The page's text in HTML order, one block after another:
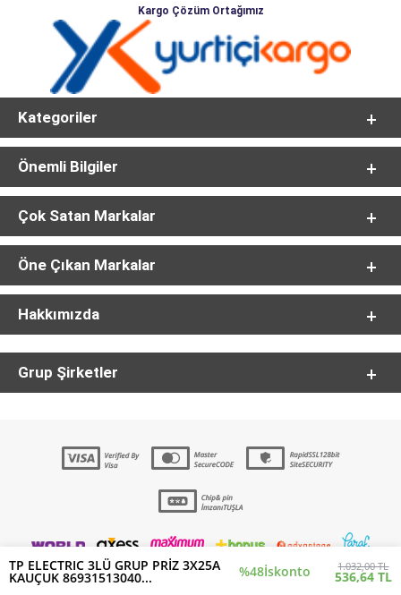
TP ELECTRIC 3LÜ GRUP PRİZ 3X25A
KAUÇUK 86931513040... %48İskonto 1.032,00 TL
536,64 TL
Kargo Çözüm Ortağımız
Kategoriler
Önemli Bilgiler
Çok Satan Markalar
Öne Çıkan Markalar
Hakkımızda
Grup Şirketler